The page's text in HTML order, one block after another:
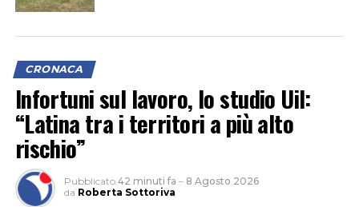
CRONACA
Infortuni sul lavoro, lo studio Uil:
“Latina tra i territori a più alto
rischio”
Pubblicato 42 minuti fa – 8 Agosto 2026
da Roberta Sottoriva